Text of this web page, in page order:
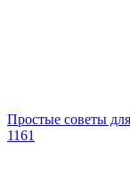
Простые советы
1161